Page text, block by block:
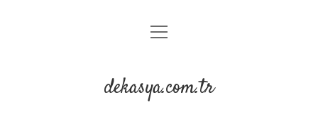
Anasayfa
Yasal Uyarı
menüyü
dekasya.com.tr